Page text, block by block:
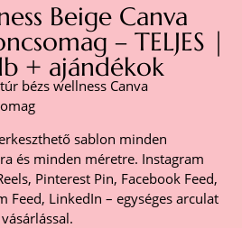
Beige Canva
– TELJES |
+ ajándékok
bézs wellness Canva
sablon minden
és minden méretre. Instagram
Pinterest Pin, Facebook Feed,
Feed, LinkedIn – egységes arculat